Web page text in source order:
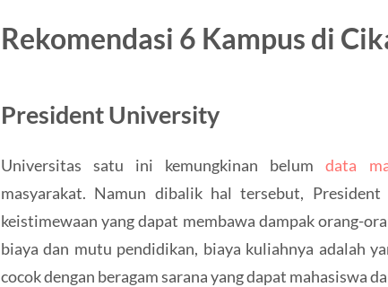
Rekomendasi 6 Kampus di
President University
Universitas satu ini kemungkinan belumdata
masyarakat. Namun dibalik hal tersebut,
keistimewaan yang dapat membawa dampak orang-
biaya dan mutu pendidikan, biaya kuliahnya adalah
cocok dengan beragam sarana yang dapat mahasiswa